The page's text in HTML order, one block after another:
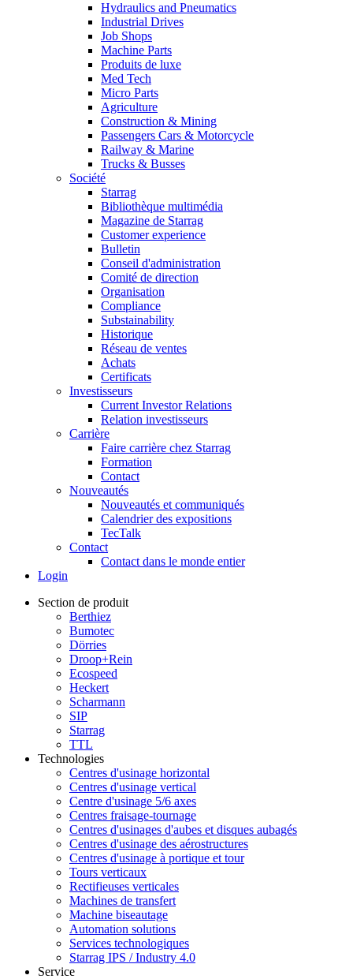
Hydraulics and Pneumatics
Industrial Drives
Job Shops
Machine Parts
Produits de luxe
Med Tech
Micro Parts
Agriculture
Construction & Mining
Passengers Cars & Motorcycle
Railway & Marine
Trucks & Busses
Société
Starrag
Bibliothèque multimédia
Magazine de Starrag
Customer experience
Bulletin
Conseil d'administration
Comité de direction
Organisation
Compliance
Substainability
Historique
Réseau de ventes
Achats
Certificats
Investisseurs
Current Investor Relations
Relation investisseurs
Carrière
Faire carrière chez Starrag
Formation
Contact
Nouveautés
Nouveautés et communiqués
Calendrier des expositions
TecTalk
Contact
Contact dans le monde entier
Login
Section de produit
Berthiez
Bumotec
Dörries
Droop+Rein
Ecospeed
Heckert
Scharmann
SIP
Starrag
TTL
Technologies
Centres d'usinage horizontal
Centres d'usinage vertical
Centre d'usinage 5/6 axes
Centres fraisage-tournage
Centres d'usinages d'aubes et disques aubagés
Centres d'usinage des aérostructures
Centres d'usinage à portique et tour
Tours verticaux
Rectifieuses verticales
Machines de transfert
Machine biseautage
Automation solutions
Services technologiques
Starrag IPS / Industry 4.0
Service